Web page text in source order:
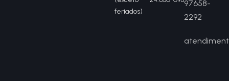
feriados)
97658-
2292